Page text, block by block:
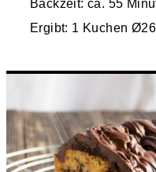
Backzeit: ca. 55
Ergibt: 1 Kuchen